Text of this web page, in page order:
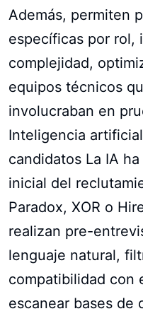
Además, permiten
específicas por rol,
complejidad,
equipos técnicos
involucraban en
Inteligencia
candidatos La IA
inicial del
Paradox, XOR o
realizan pre-
lenguaje natural,
compatibilidad con
escanear bases de